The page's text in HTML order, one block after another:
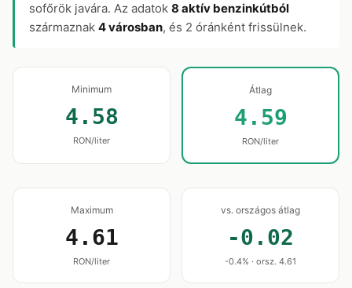
sofőrök javára. Az adatok 8 aktív benzinkútból
származnak 4 városban, és 2 óránként frissülnek.
Minimum
4.58
RON/liter
Átlag
4.59
RON/liter
Maximum
4.61
RON/liter
vs. országos átlag
-0.02
-0.4% · orsz. 4.61